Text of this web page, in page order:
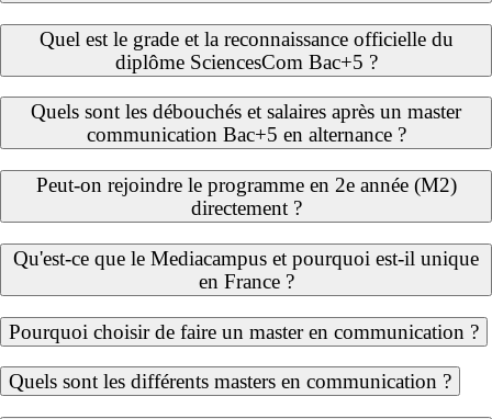
Quel est le grade et la reconnaissance officielle du
diplôme SciencesCom Bac+5 ?
Quels sont les débouchés et salaires après un master
communication Bac+5 en alternance ?
Peut-on rejoindre le programme en 2e année (M2)
directement ?
Qu'est-ce que le Mediacampus et pourquoi est-il unique
en France ?
Pourquoi choisir de faire un master en communication ?
Quels sont les différents masters en communication ?